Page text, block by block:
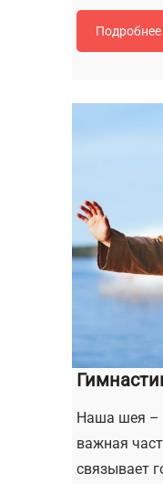
Подробнее
Наша шея –
важная
связывает